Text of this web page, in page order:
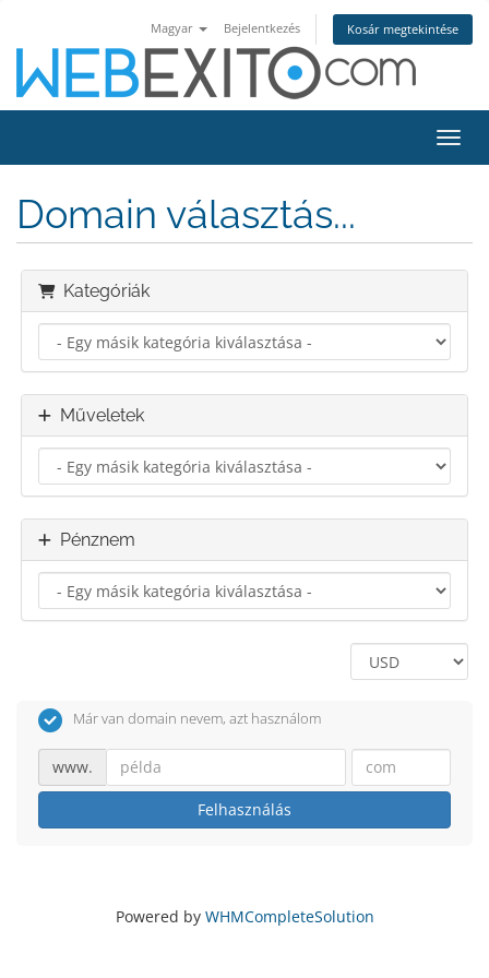
Magyar Bejelentkezés Kosár megtekintése
Domain választás...
Kategóriák
Műveletek
Pénznem
Már van domain nevem, azt használom
www.
Felhasználás
Powered by WHMCompleteSolution